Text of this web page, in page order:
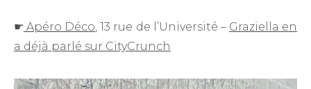
☛ Apéro Déco, 13 rue de l’Université – Graziella en
a déjà parlé sur CityCrunch